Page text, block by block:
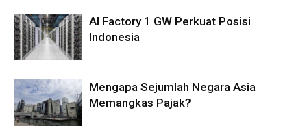
AI Factory 1 GW Perkuat Posisi
Indonesia
Mengapa Sejumlah Negara Asia
Memangkas Pajak?